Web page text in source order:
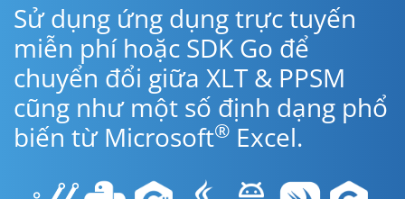
Sử dụng ứng dụng trực tuyến
miễn phí hoặc SDK Go để
chuyển đổi giữa XLT & PPSM
cũng như một số định dạng phổ
biến từ Microsoft® Excel.